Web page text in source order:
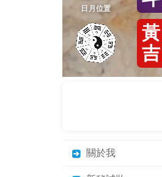
黃
吉
日月位置
關於我